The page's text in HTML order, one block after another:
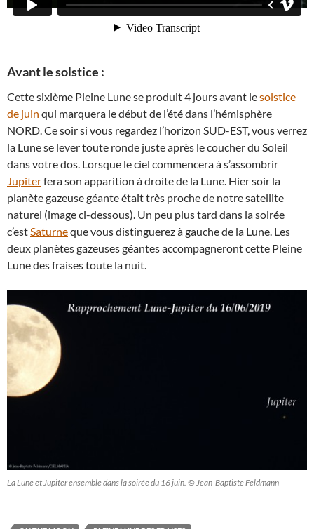
Avant le solstice :
Cette sixième Pleine Lune se produit 4 jours avant lesolstice
de juin qui marquera le début de l’été dans l’hémisphère
NORD. Ce soir si vous regardez l’horizon SUD-EST, vous verrez
la Lune se lever toute ronde juste après le coucher du Soleil
dans votre dos. Lorsque le ciel commencera à s’assombrir
Jupiterfera son apparition à droite de la Lune. Hier soir la
planète gazeuse géante était très proche de notre satellite
naturel (image ci-dessous). Un peu plus tard dans la soirée
c’estSaturneque vous distinguerez à gauche de la Lune. Les
deux planètes gazeuses géantes accompagneront cette Pleine
Lune des fraises toute la nuit.
La Lune et Jupiter ensemble dans la soirée du 16 juin. © Jean-Baptiste Feldmann